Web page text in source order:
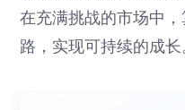
在充满挑战的市场中
路，实现可持续的成长